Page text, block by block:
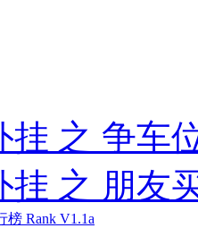
之 争车
之 朋友
Rank V1.1a